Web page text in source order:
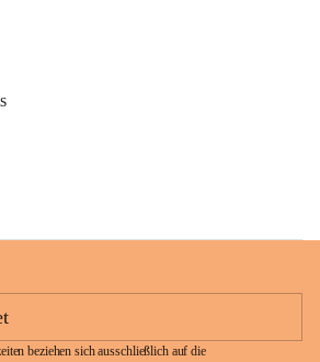
beziehen sich ausschließlich auf die